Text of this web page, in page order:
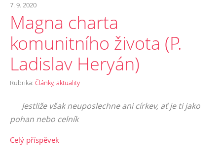
7. 9. 2020
Magna charta
komunitního života (P.
Ladislav Heryán)
Rubrika: Články, aktuality
Jestliže však neuposlechne ani církev, ať je ti jako
pohan nebo celník
Celý příspěvek